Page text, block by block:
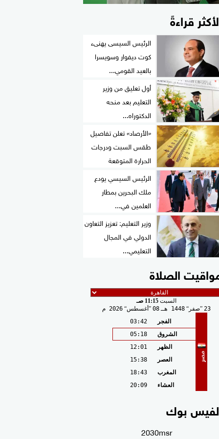
قراءةً
الرئيس السيسى يهنىء
كوت ديفوار وسويسرا
بالعيد القومي...
أول تعليق من وزير
التعليم بعد منحه
الدكتوراه...
«الأرصاد» تعلن تفاصيل
طقس السبت ودرجات
الحرارة المتوقعة
الرئيس السيسي يودع
ملك البحرين بمطار
العلمين في...
وزير التعليم: تعزيز التعاون
الدولي في المجال
التعليمي...
الصلاة
السبت 11:15 صـ
23 صفر 1448 هـ 08 أغسطس 2026 م
مصر
الفجر
03:42
الشروق
05:18
الظهر
12:01
العصر
15:38
المغرب
18:43
العشاء
20:09
بوك
2030msr